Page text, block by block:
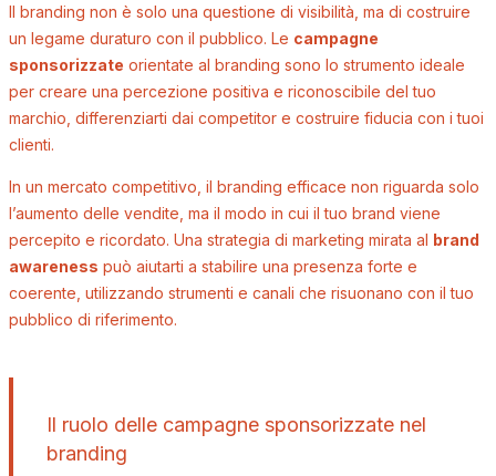
Il branding non è solo una questione di visibilità, ma di costruire
un legame duraturo con il pubblico. Le campagne
sponsorizzate orientate al branding sono lo strumento ideale
per creare una percezione positiva e riconoscibile del tuo
marchio, differenziarti dai competitor e costruire fiducia con i tuoi
clienti.
In un mercato competitivo, il branding efficace non riguarda solo
l’aumento delle vendite, ma il modo in cui il tuo brand viene
percepito e ricordato. Una strategia di marketing mirata al brand
awareness può aiutarti a stabilire una presenza forte e
coerente, utilizzando strumenti e canali che risuonano con il tuo
pubblico di riferimento.
Il ruolo delle campagne sponsorizzate nel
branding